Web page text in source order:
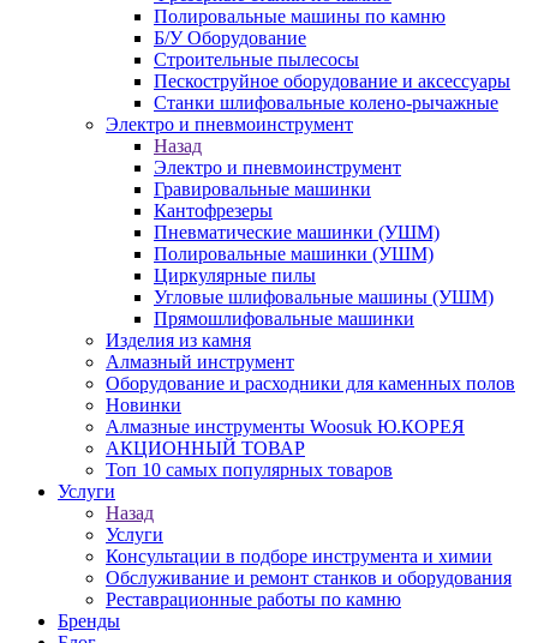
Полировальные машины по камню
Б/У Оборудование
Строительные пылесосы
Пескоструйное оборудование и аксессуары
Станки шлифовальные колено-рычажные
Электро и пневмоинструмент
Назад
Электро и пневмоинструмент
Гравировальные машинки
Кантофрезеры
Пневматические машинки (УШМ)
Полировальные машинки (УШМ)
Циркулярные пилы
Угловые шлифовальные машины (УШМ)
Прямошлифовальные машинки
Изделия из камня
Алмазный инструмент
Оборудование и расходники для каменных полов
Новинки
Алмазные инструменты Woosuk Ю.КОРЕЯ
АКЦИОННЫЙ ТОВАР
Топ 10 самых популярных товаров
Услуги
Назад
Услуги
Консультации в подборе инструмента и химии
Обслуживание и ремонт станков и оборудования
Реставрационные работы по камню
Бренды